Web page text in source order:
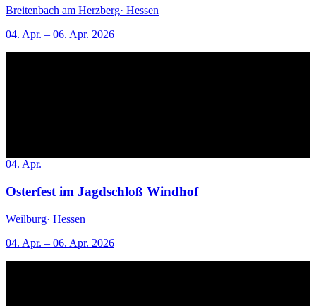
Breitenbach am Herzberg· Hessen
04. Apr. – 06. Apr. 2026
04. Apr.
Osterfest im Jagdschloß Windhof
Weilburg· Hessen
04. Apr. – 06. Apr. 2026